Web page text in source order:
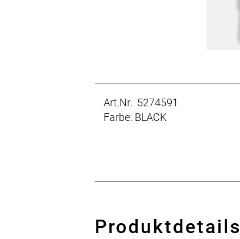
Art.Nr. 5274591
Farbe: BLACK
Produktdetails